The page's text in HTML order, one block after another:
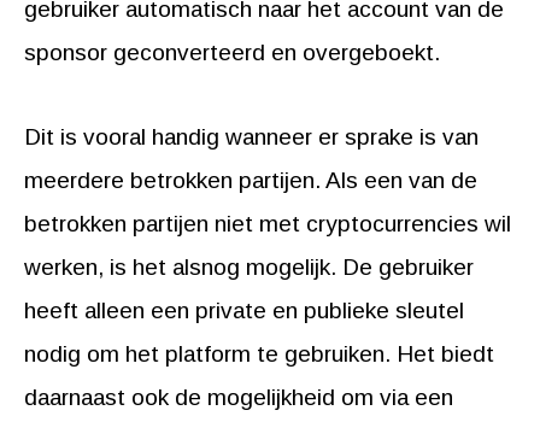
gebruiker automatisch naar het account van de
sponsor geconverteerd en overgeboekt.
Dit is vooral handig wanneer er sprake is van
meerdere betrokken partijen. Als een van de
betrokken partijen niet met cryptocurrencies wil
werken, is het alsnog mogelijk. De gebruiker
heeft alleen een private en publieke sleutel
nodig om het platform te gebruiken. Het biedt
daarnaast ook de mogelijkheid om via een